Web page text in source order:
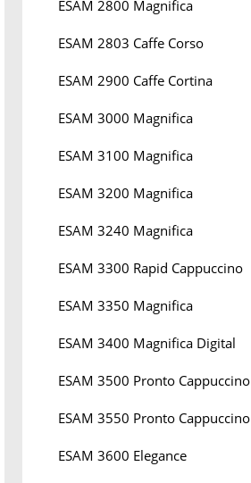
ESAM 2800 Magnifica
ESAM 2803 Caffe Corso
ESAM 2900 Caffe Cortina
ESAM 3000 Magnifica
ESAM 3100 Magnifica
ESAM 3200 Magnifica
ESAM 3240 Magnifica
ESAM 3300 Rapid Cappuccino
ESAM 3350 Magnifica
ESAM 3400 Magnifica Digital
ESAM 3500 Pronto Cappuccino
ESAM 3550 Pronto Cappuccino
ESAM 3600 Elegance